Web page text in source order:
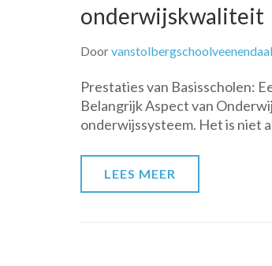
onderwijskwaliteit
Doorvanstolbergschoolveenendaal
Prestaties van Basisscholen:
Belangrijk Aspect van
onderwijssysteem. Het is niet
LEES MEER